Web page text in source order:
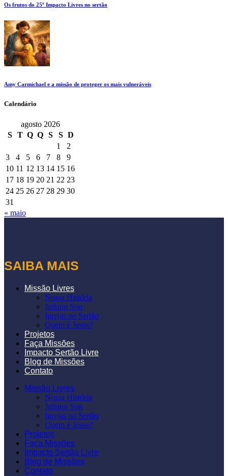
Os frutos do 25º Impacto Livres no sertão
Amy Carmichael e a missão de proteger os mais vulneráveis
Calendário
agosto 2026
S
T Q Q S S D
1
2
3
4 5 6 7 8
9
10 11 12 13 14 15 16
17 18 19 20 21 22 23
24 25 26 27 28 29 30
31
« maio
SAIBA MAIS
Missão Livres
Nossa História
Juliano Son
Igrejas no Sertão
Quem é Jesus?
Projetos
Faça Missões
Impacto Sertão Livre
Blog de Missões
Contato
Missão Livres
Nossa História
Juliano Son
Igrejas no Sertão
Quem é Jesus?
Projetos
Faça Missões
Impacto Sertão Livre
Blog de Missões
Contato